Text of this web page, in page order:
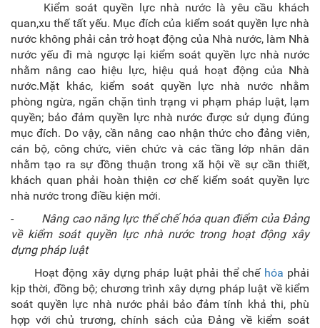
Kiểm soát quyền lực nhà nước là yêu cầu khách
quan,xu thế tất yếu. Mục đích của kiểm soát quyền lực nhà
nước không phải cản trở hoạt động của Nhà nước, làm Nhà
nước yếu đi mà ngược lại kiểm soát quyền lực nhà nước
nhằm nâng cao hiệu lực, hiệu quả hoạt động của Nhà
nước.Mặt khác, kiểm soát quyền lực nhà nước nhằm
phòng ngừa, ngăn chặn tình trạng vi phạm pháp luật, lạm
quyền; bảo đảm quyền lực nhà nước được sử dụng đúng
mục đích. Do vậy, cần nâng cao nhận thức cho đảng viên,
cán bộ, công chức, viên chức và các tầng lớp nhân dân
nhằm tạo ra sự đồng thuận trong xã hội về sự cần thiết,
khách quan phải hoàn thiện cơ chế kiểm soát quyền lực
nhà nước trong điều kiện mới.
- Nâng cao năng lực thể chế hóa quan điểm của Đảng
về kiểm soát quyền lực nhà nước trong hoạt động xây
dựng pháp luật
Hoạt động xây dựng pháp luật phải thể chế hóa phải
kịp thời, đồng bộ; chương trình xây dựng pháp luật về kiểm
soát quyền lực nhà nước phải bảo đảm tính khả thi, phù
hợp với chủ trương, chính sách của Đảng về kiểm soát